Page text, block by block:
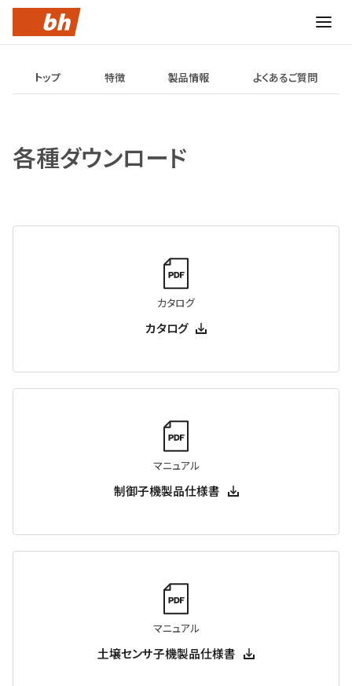
トップ 特徴 製品情報 よくあるご質問
各種ダウンロード
カタログ
カタログ
マニュアル
制御子機製品仕様書
マニュアル
土壌センサ子機製品仕様書